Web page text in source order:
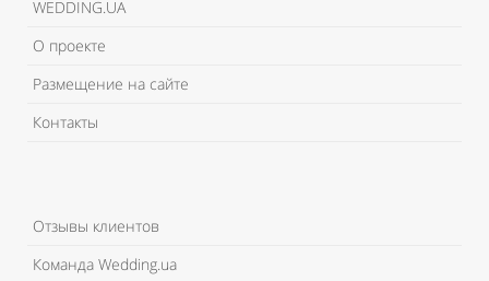
WEDDING.UA
О проекте
Размещение на сайте
Контакты
Отзывы клиентов
Команда Wedding.ua